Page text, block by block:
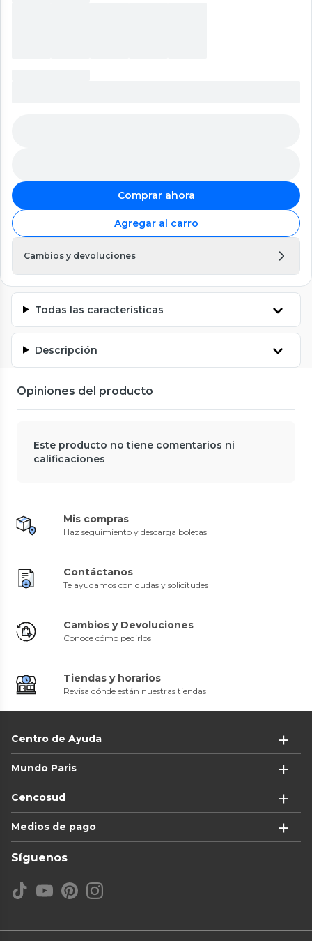
Comprar ahora
Agregar al carro
Cambios y devoluciones
Todas las características
Descripción
Opiniones del producto
Este producto no tiene comentarios ni
calificaciones
Mis compras
Haz seguimiento y descarga boletas
Contáctanos
Te ayudamos con dudas y solicitudes
Cambios y Devoluciones
Conoce cómo pedirlos
Tiendas y horarios
Revisa dónde están nuestras tiendas
Centro de Ayuda
Mundo Paris
Cencosud
Medios de pago
Síguenos